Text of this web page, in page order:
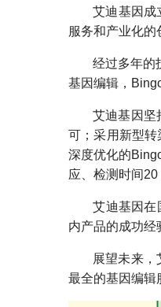
艾迪基因成
服务和产业化的
经过多年的
基因编辑，
艾迪基因坚
可；采用新型转
深度优化的
应、检测时间20
艾迪基因在
内产品的成功经
展望未来，
最全的基因编辑